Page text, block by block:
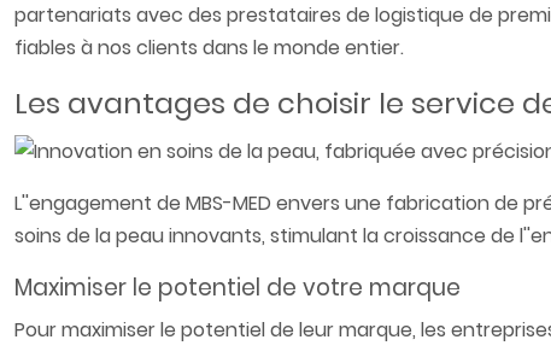
partenariats avec des prestataires de logistique de
fiables à nos clients dans le monde entier.​
Les avantages de choisir le service
L''engagement de MBS-MED envers une fabrication de
soins de la peau innovants, stimulant la croissance de
Maximiser le potentiel de votre marque
Pour maximiser le potentiel de leur marque, les